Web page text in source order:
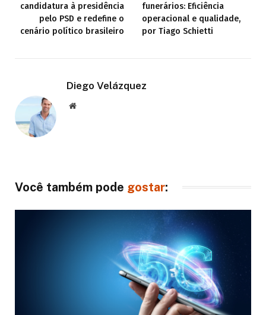
candidatura à presidência
pelo PSD e redefine o
cenário político brasileiro
funerários: Eficiência
operacional e qualidade,
por Tiago Schietti
Diego Velázquez
Website
Você também pode gostar: